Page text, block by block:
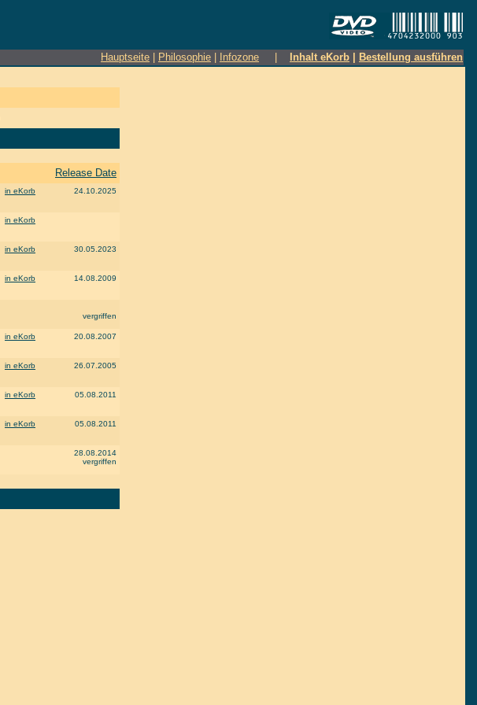
Hauptseite Philosophie Infozone Inhalt eKorb Bestellung ausführen
Release Date
in eKorb 24.10.2025
in eKorb
in eKorb 30.05.2023
in eKorb 14.08.2009
vergriffen
in eKorb 20.08.2007
in eKorb 26.07.2005
in eKorb 05.08.2011
in eKorb 05.08.2011
28.08.2014
vergriffen